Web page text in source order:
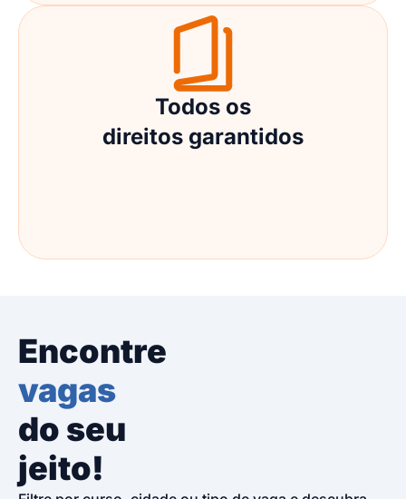
Todos os
direitos garantidos
Encontre
vagas
do seu
jeito!